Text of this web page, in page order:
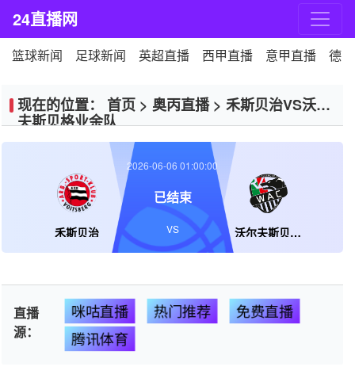
24直播网
篮球新闻 足球新闻 英超直播 西甲直播 意甲直播 德
现在的位置： 首页 > 奥丙直播> 禾斯贝治VS沃尔
夫斯贝格业余队
禾斯贝治 沃尔夫斯贝格业余队
2026-06-06 01:00:00
已结束
VS
直播
源：
咪咕直播 热门推荐
免费直播
腾讯体育